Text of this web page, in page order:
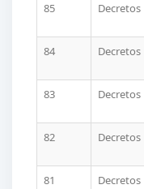
85
Decretos
84
Decretos
83
Decretos
82
Decretos
81
Decretos